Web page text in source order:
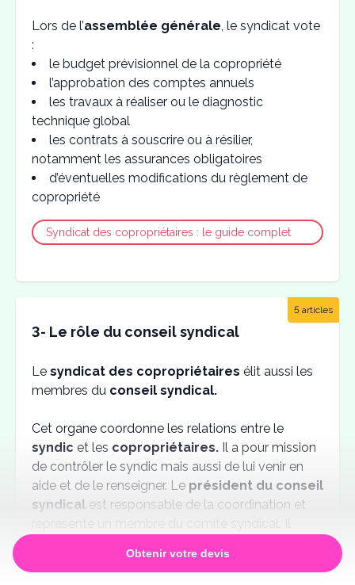
Lors de l’assemblée générale, le syndicat vote
:
le budget prévisionnel de la copropriété
l’approbation des comptes annuels
les travaux à réaliser ou le diagnostic
technique global
les contrats à souscrire ou à résilier,
notamment les assurances obligatoires
d’éventuelles modifications du règlement de
copropriété
Syndicat des copropriétaires : le guide complet
5 articles
3- Le rôle du conseil syndical
Le syndicat des copropriétaires élit aussi les
membres du conseil syndical.
Cet organe coordonne les relations entre le
syndic et les copropriétaires. Il a pour mission
de contrôler le syndic mais aussi de lui venir en
aide et de le renseigner. Le président du conseil
syndical est responsable de la coordination et
Obtenir votre devis